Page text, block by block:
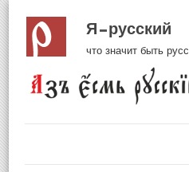
Я русский
что значит быть